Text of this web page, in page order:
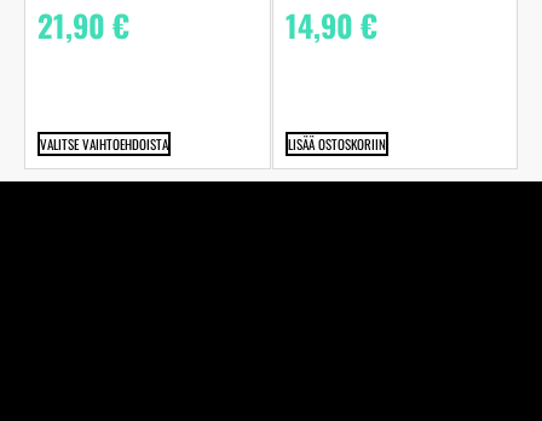
21,90€
VALITSE VAIHTOEHDOISTA
14,90€
LISÄÄ OSTOSKORIIN